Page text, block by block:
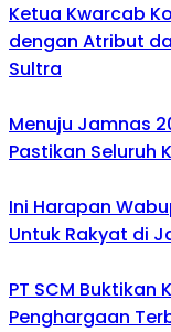
Ketua Kwarcab
dengan Atribut
Sultra
Menuju Jamnas
Pastikan Seluruh
Ini Harapan
Untuk Rakyat di
PT SCM Buktikan
Penghargaan